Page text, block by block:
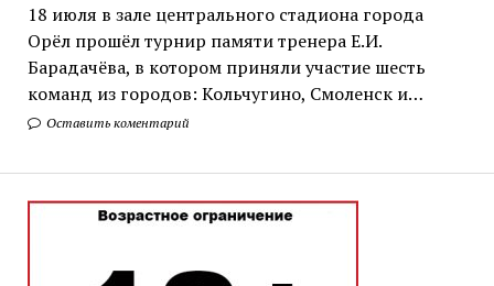
18 июля в зале центрального стадиона города
Орёл прошёл турнир памяти тренера Е.И.
Барадачёва, в котором приняли участие шесть
команд из городов: Кольчугино, Смоленск и…
Оставить коментарий